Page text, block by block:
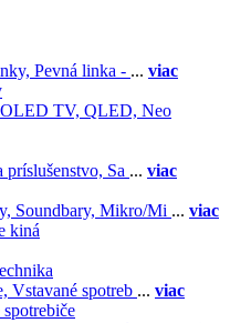
Pevná linka - ... viac
OLED TV, QLED, Neo
príslušenstvo, Sa ... viac
Soundbary, Mikro/Mi ... viac
kiná
Vstavané spotreb ... viac